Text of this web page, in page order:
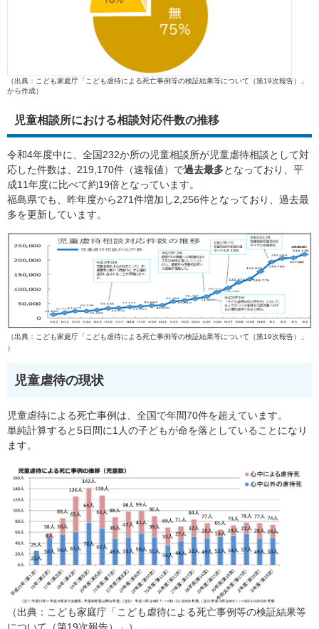
（出典：こども家庭庁「こども虐待による死亡事例等の検証結果等について（第19次報告）」
から作成）​
児童相談所における相談対応件数の推移
令和4年度中に、全国232か所の児童相談所が児童虐待相談として対
応した件数は、219,170件（速報値）で過去最多となっており、平
成11年度に比べて約19倍となっています。
福島県でも、昨年度から271件増加し2,256件となっており、過去最
多を更新しています。
（出典：こども家庭庁「こども虐待による死亡事例等の検証結果等について（第19次報告）」
）
児童虐待の現状
児童虐待による死亡事例は、全国で年間70件を超えています。
単純計算すると5日間に1人の子どもが命を落としていることになり
ます。
​（出典：こども家庭庁「こども虐待による死亡事例等の検証結果等